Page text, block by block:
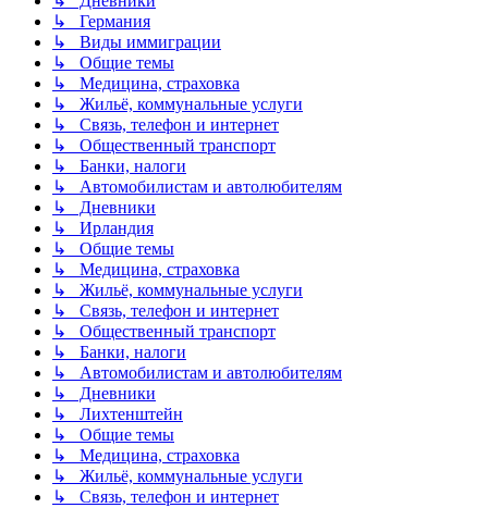
↳ Германия
↳ Виды иммиграции
↳ Общие темы
↳ Медицина, страховка
↳ Жильё, коммунальные услуги
↳ Связь, телефон и интернет
↳ Общественный транспорт
↳ Банки, налоги
↳ Автомобилистам и автолюбителям
↳ Дневники
↳ Ирландия
↳ Общие темы
↳ Медицина, страховка
↳ Жильё, коммунальные услуги
↳ Связь, телефон и интернет
↳ Общественный транспорт
↳ Банки, налоги
↳ Автомобилистам и автолюбителям
↳ Дневники
↳ Лихтенштейн
↳ Общие темы
↳ Медицина, страховка
↳ Жильё, коммунальные услуги
↳ Связь, телефон и интернет